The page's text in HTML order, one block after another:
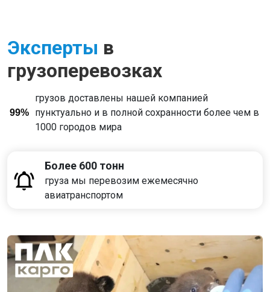
Эксперты в
грузоперевозках
99%
грузов доставлены нашей компанией
пунктуально и в полной сохранности более чем в
1000 городов мира
Более 600 тонн
груза мы перевозим ежемесячно
авиатранспортом